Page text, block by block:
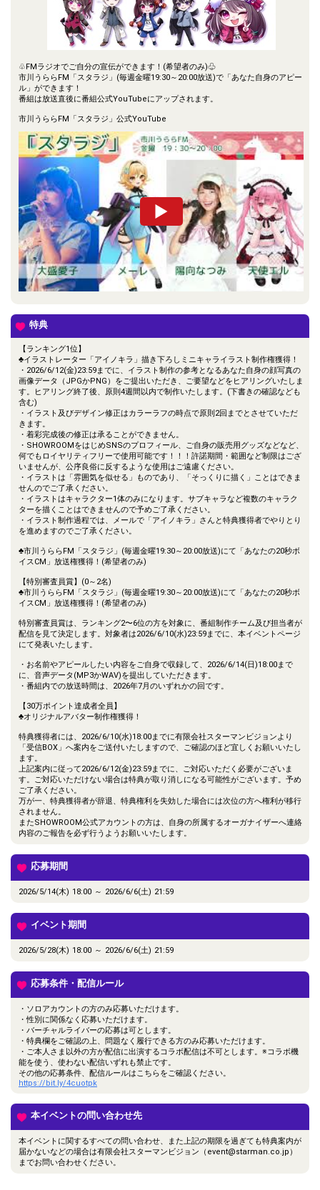
♧FMラジオでご自分の宣伝ができます！(希望者のみ)♧
市川うららFM「スタラジ」(毎週金曜19:30～20:00放送)で「あなた自身のアピー
ル」ができます！
番組は放送直後に番組公式YouTubeにアップされます。
市川うららFM「スタラジ」公式YouTube
特典
【ランキング1位】
♣イラストレーター「アイノキラ」描き下ろしミニキャライラスト制作権獲得！
・2026/6/12(金)23:59までに、イラスト制作の参考となるあなた自身の顔写真の
画像データ（JPGかPNG）をご提出いただき、ご要望などをヒアリングいたしま
す。ヒアリング終了後、原則4週間以内で制作いたします。(下書きの確認なども
含む)
・イラスト及びデザイン修正はカラーラフの時点で原則2回までとさせていただ
きます。
・着彩完成後の修正は承ることができません。
・SHOWROOMをはじめSNSのプロフィール、ご自身の販売用グッズなどなど、
何でもロイヤリティフリーで使用可能です！！！許諾期間・範囲など制限はござ
いませんが、公序良俗に反するような使用はご遠慮ください。
・イラストは「雰囲気を似せる」ものであり、「そっくりに描く」ことはできま
せんのでご了承ください。
・イラストはキャラクター1体のみになります。サブキャラなど複数のキャラク
ターを描くことはできませんので予めご了承ください。
・イラスト制作過程では、メールで「アイノキラ」さんと特典獲得者でやりとり
を進めますのでご了承ください。
♣市川うららFM「スタラジ」(毎週金曜19:30～20:00放送)にて「あなたの20秒ボ
イスCM」放送権獲得！(希望者のみ)
【特別審査員賞】(0～2名)
♣市川うららFM「スタラジ」(毎週金曜19:30～20:00放送)にて「あなたの20秒ボ
イスCM」放送権獲得！(希望者のみ)
特別審査員賞は、ランキング2〜6位の方を対象に、番組制作チーム及び担当者が
配信を見て決定します。対象者は2026/6/10(水)23:59までに、本イベントページ
にて発表いたします。
・お名前やアピールしたい内容をご自身で収録して、2026/6/14(日)18:00まで
に、音声データ(MP3かWAV)を提出していただきます。
・番組内での放送時間は、2026年7月のいずれかの回です。
【30万ポイント達成者全員】
♣オリジナルアバター制作権獲得！
特典獲得者には、2026/6/10(水)18:00までに有限会社スターマンビジョンより
「受信BOX」へ案内をご送付いたしますので、ご確認のほど宜しくお願いいたし
ます。
上記案内に従って2026/6/12(金)23:59までに、ご対応いただく必要がございま
す。ご対応いただけない場合は特典が取り消しになる可能性がございます。予め
ご了承ください。
万が一、特典獲得者が辞退、特典権利を失効した場合には次位の方へ権利が移行
されません。
またSHOWROOM公式アカウントの方は、自身の所属するオーガナイザーへ連絡
内容のご報告を必ず行うようお願いいたします。
応募期間
2026/5/14(木) 18:00 ～ 2026/6/6(土) 21:59
イベント期間
2026/5/28(木) 18:00 ～ 2026/6/6(土) 21:59
応募条件・配信ルール
・ソロアカウントの方のみ応募いただけます。
・性別に関係なく応募いただけます。
・バーチャルライバーの応募は可とします。
・特典欄をご確認の上、問題なく履行できる方のみ応募いただけます。
・ご本人さま以外の方が配信に出演するコラボ配信は不可とします。※コラボ機
能を使う、使わない配信いずれも禁止です。
その他の応募条件、配信ルールはこちらをご確認ください。
https://bit.ly/4cuotpk
本イベントの問い合わせ先
本イベントに関するすべての問い合わせ、また上記の期限を過ぎても特典案内が
届かないなどの場合は有限会社スターマンビジョン（event@starman.co.jp）
までお問い合わせください。